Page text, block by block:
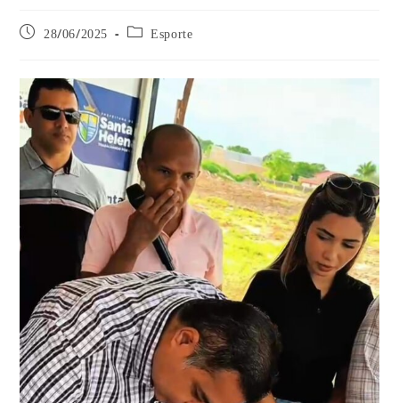
Post 28/06/2025
Categoria
Esporte